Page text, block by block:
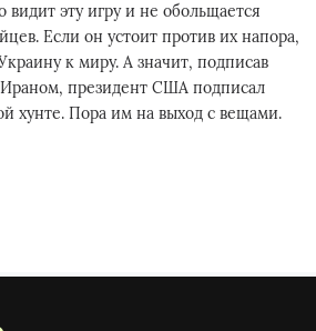
эту игру и не обольщается
Если он устоит против их напора,
к миру. А значит, подписав
президент США подписал
хунте. Пора им на выход с вещами.